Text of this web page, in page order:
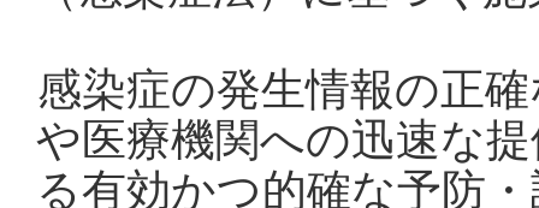
感染症の発生情報の正
や医療機関への迅速な
る有効かつ的確な予防